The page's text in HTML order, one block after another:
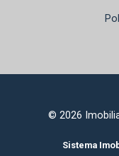
© 2026
Sistema